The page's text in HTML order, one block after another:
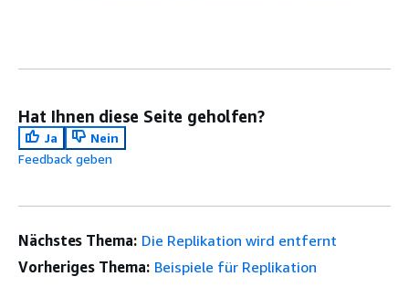
Hat Ihnen diese Seite geholfen?
Ja
Nein
Feedback geben
Nächstes Thema: Die Replikation wird entfernt
Vorheriges Thema: Beispiele für Replikation